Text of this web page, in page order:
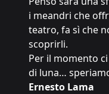
i meandri che
teatro, fa sì che
scoprirli.
Per il momento
di luna…
Ernesto Lama